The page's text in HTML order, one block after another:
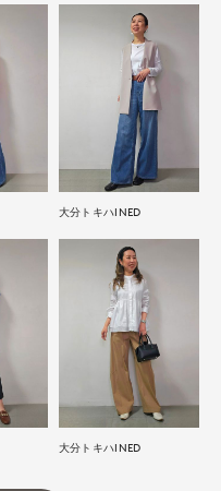
大分トキハINED
大分トキハINED